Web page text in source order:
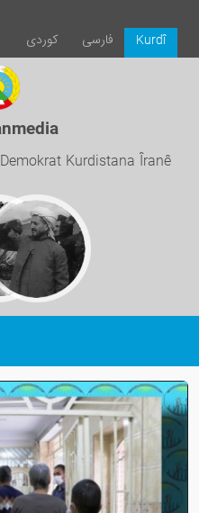
Kurdî
فارسی كوردی
Kurdistana Îranê